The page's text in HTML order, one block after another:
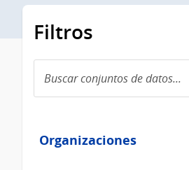
Filtros
conjuntos
de
Organizaciones
Organizaciones